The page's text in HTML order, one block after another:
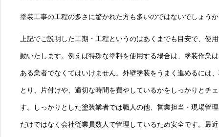
塗装工事の工程の多さに驚かれた方も多いのではないでしょう
上記でご説明した工期・工程というのはあくまでも目安で、使
動いたします。例えば特殊な塗料を使用する場合は、塗装作業
ある業者でなくてはいけません。外壁塗装をうまく進めるには
とり、片付けや、適切な時間を費やしているかをしっかりとチ
す。しっかりとした塗装業者では職人の他、営業担当・現場管
だけではなく会社従業員数人で管理しているため安全です。最